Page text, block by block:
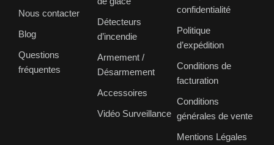
Nous contacter
Blog
Questions
fréquentes
Détecteurs
d’incendie
Armement /
Désarmement
Accessoires
Vidéo Surveillance
confidentialité
Politique
d’expédition
Conditions de
facturation
Conditions
générales de vente
Mentions Légales